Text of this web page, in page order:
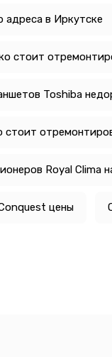
адреса в Иркутске
стоит
Toshiba
стоит
Royal Clima
цены